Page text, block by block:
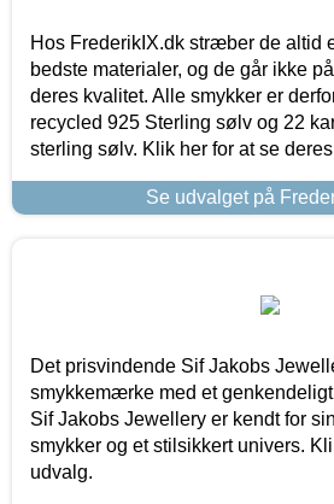
Hos FrederikIX.dk stræber de altid
bedste materialer, og de går ikke
deres kvalitet. Alle smykker er
recycled 925 Sterling sølv og 22
sterling sølv. Klik her for at se
Se udvalget på
Det prisvindende Sif Jakobs
smykkemærke med et
Sif Jakobs Jewellery er kendt for
smykker og et stilsikkert univers.
udvalg.